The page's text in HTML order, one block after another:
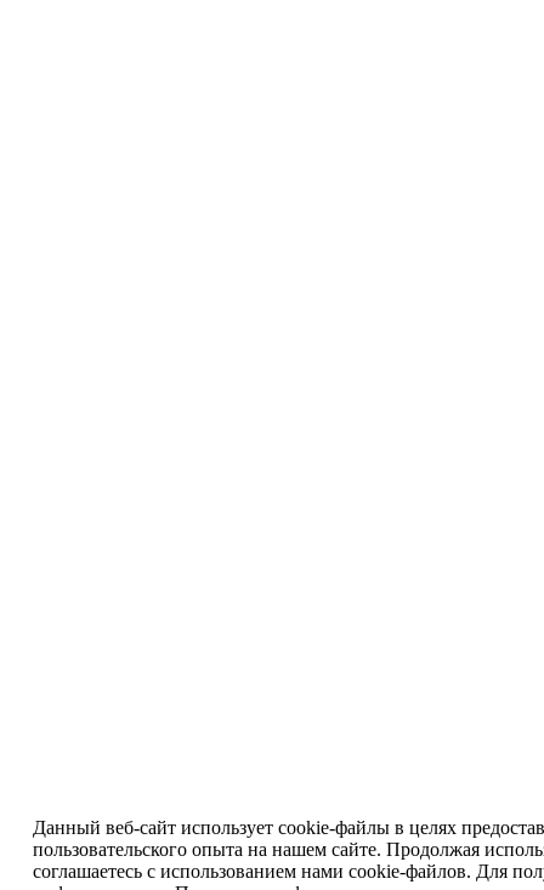
Данный веб-сайт использует cookie-файлы в целях
пользовательского опыта на нашем сайте. Продолжая
соглашаетесь с использованием нами cookie-файлов. Для